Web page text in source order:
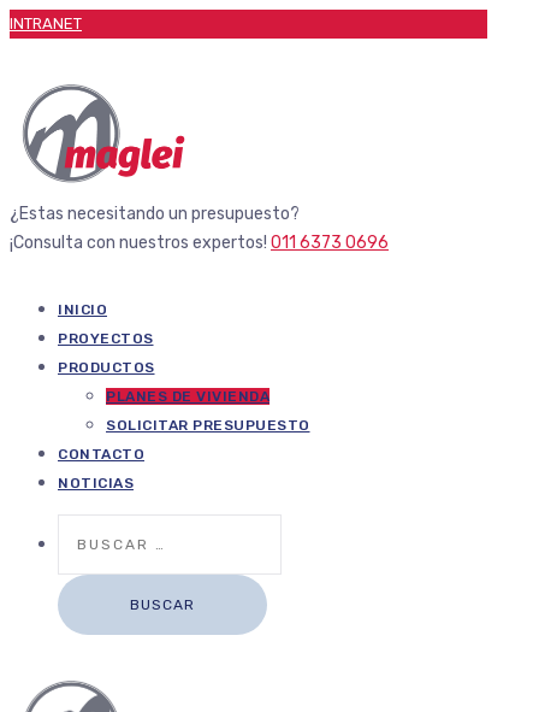
INTRANET
¿Estas necesitando un presupuesto?
¡Consulta con nuestros expertos! 011 6373 0696
INICIO
PROYECTOS
PRODUCTOS
PLANES DE VIVIENDA
SOLICITAR PRESUPUESTO
CONTACTO
NOTICIAS